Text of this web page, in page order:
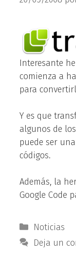
Interesante
comienza a
para
Y es que
algunos de
puede ser
códigos.
Además, la
Google Code
Categorías
Noticias
Deja un